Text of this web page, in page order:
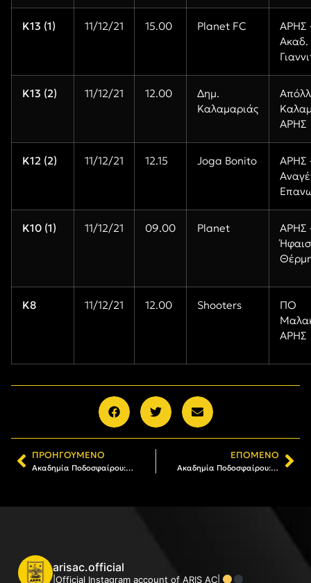
Κ13 (1) 11/12/21 15.00 Planet FC
ΑΡΗΣ
Ακαδ.
Κ13 (2) 11/12/21 12.00
Δημ.
Καλαμαριάς
ΑΡΗΣ
Κ12 (2) 11/12/21 12.15 Joga Bonito
ΑΡΗΣ
Κ10 (1) 11/12/21 09.00 Planet
ΑΡΗΣ
Κ8 11/12/21 12.00 Shooters
ΠΟ
ΑΡΗΣ
ΠΡΟΗΓΟΎΜΕΝΟ
Ακαδημία Ποδοσφαίρου: Νίκες για τις Κ13 του ΑΡΗ
ΕΠΌΜΕΝΟ
Ακαδημία Ποδοσφαίρου: Νίκη για την Κ14 του ΑΡΗ
arisac.official
|Official Instagram account of ARIS AC|